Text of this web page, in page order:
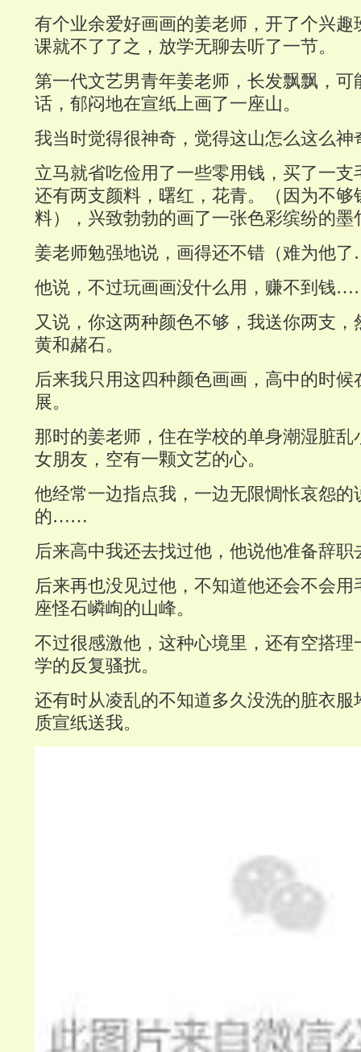
有个业余爱好画画的姜老师，开了个兴趣
课就不了了之，放学无聊去听了一节。
第一代文艺男青年姜老师，长发飘飘，可
话，郁闷地在宣纸上画了一座山。
我当时觉得很神奇，觉得这山怎么这么神
立马就省吃俭用了一些零用钱，买了一支
还有两支颜料，曙红，花青。（因为不够
料），兴致勃勃的画了一张色彩缤纷的墨
姜老师勉强地说，画得还不错（难为他
他说，不过玩画画没什么用，赚不到钱
又说，你这两种颜色不够，我送你两支
黄和赭石。
后来我只用这四种颜色画画，高中的时
展。
那时的姜老师，住在学校的单身潮湿脏乱
女朋友，空有一颗文艺的心。
他经常一边指点我，一边无限惆怅哀怨的
的……
后来高中我还去找过他，他说他准备辞职
后来再也没见过他，不知道他还会不会
座怪石嶙峋的山峰。
不过很感激他，这种心境里，还有空搭理
学的反复骚扰。
还有时从凌乱的不知道多久没洗的脏衣服
质宣纸送我。